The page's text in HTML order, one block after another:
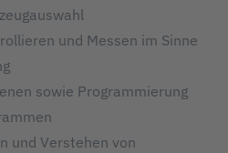
und Messen im Sinne
sowie Programmierung
und Verstehen von